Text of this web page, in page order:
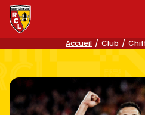
Accueil Club